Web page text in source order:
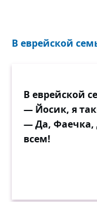
В еврейской
В еврейской
— Йосик, я
— Да,
всем!